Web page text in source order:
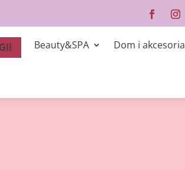
Beauty&SPA Dom i akcesoria